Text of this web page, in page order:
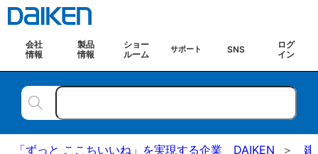
会社
情報
製品
情報
ショー
ルーム
サポート SNS
ログ
イン
「ずっと ここちいいね」を実現する企業 DAIKEN 建